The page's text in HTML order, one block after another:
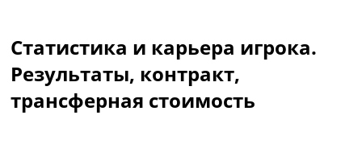
Чемпионат Мира
Украина. Премьер-Лига
Украина. Первая Лига
Лига Чемпионов
Статистика и карьера игрока.
Результаты, контракт,
трансферная стоимость